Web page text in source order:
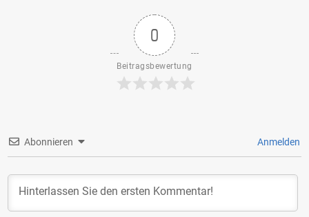
0
Beitragsbewertung
Abonnieren Anmelden